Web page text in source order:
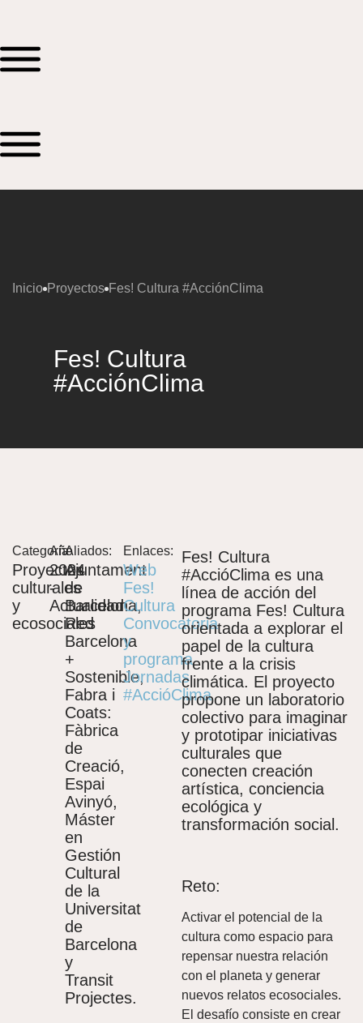
Inicio Proyectos Fes! Cultura #AcciónClima
Fes! Cultura
#AcciónClima
Categoría
Proyectos
culturales
y
ecosociales
Año
2024
-
Actualidad
Aliados:
Ajuntament
de
Barcelona,
Red
Barcelona
+
Sostenible,
Fabra i
Coats:
Fàbrica
de
Creació,
Espai
Avinyó,
Máster
en
Gestión
Cultural
de la
Universitat
de
Barcelona
y
Transit
Projectes.
Enlaces:
Web
Fes!
Cultura
Convocatoria
y
programa
Jornadas
#AccióClima
Fes! Cultura
#AccióClima es una
línea de acción del
programa Fes! Cultura
orientada a explorar el
papel de la cultura
frente a la crisis
climática. El proyecto
propone un laboratorio
colectivo para imaginar
y prototipar iniciativas
culturales que
conecten creación
artística, conciencia
ecológica y
transformación social.
Reto:
Activar el potencial de la
cultura como espacio para
repensar nuestra relación
con el planeta y generar
nuevos relatos ecosociales.
El desafío consiste en crear